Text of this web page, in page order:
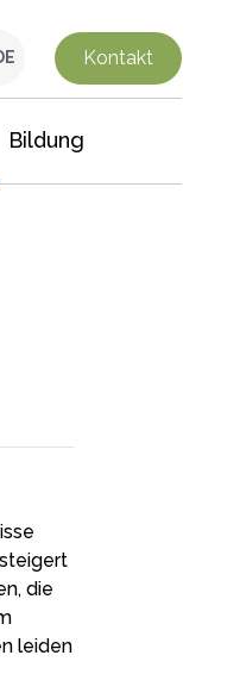
Kontakt
Bildung
die
leiden